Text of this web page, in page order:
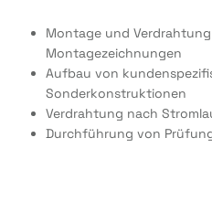
Montage und
Montagezeichnungen
Aufbau von
Sonderkonstruktionen
Verdrahtung nach
Durchführung von